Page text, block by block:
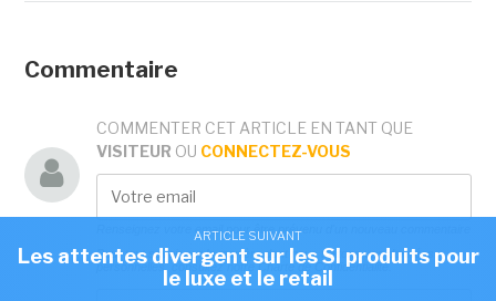
ARTICLE SUIVANT
Les attentes divergent sur les SI produits pour
le luxe et le retail
Commentaire
COMMENTER CET ARTICLE EN TANT QUE
VISITEUR OU CONNECTEZ-VOUS
Renseignez votre email pour être prévenu d'un nouveau commentaire
Pour tout savoir sur la manière dont nous traitons vos données
personnelles, consultez notreCharte de Confidentialité.